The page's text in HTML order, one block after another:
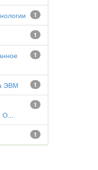
1
1
1
1
ЭВМ
1
О...
1